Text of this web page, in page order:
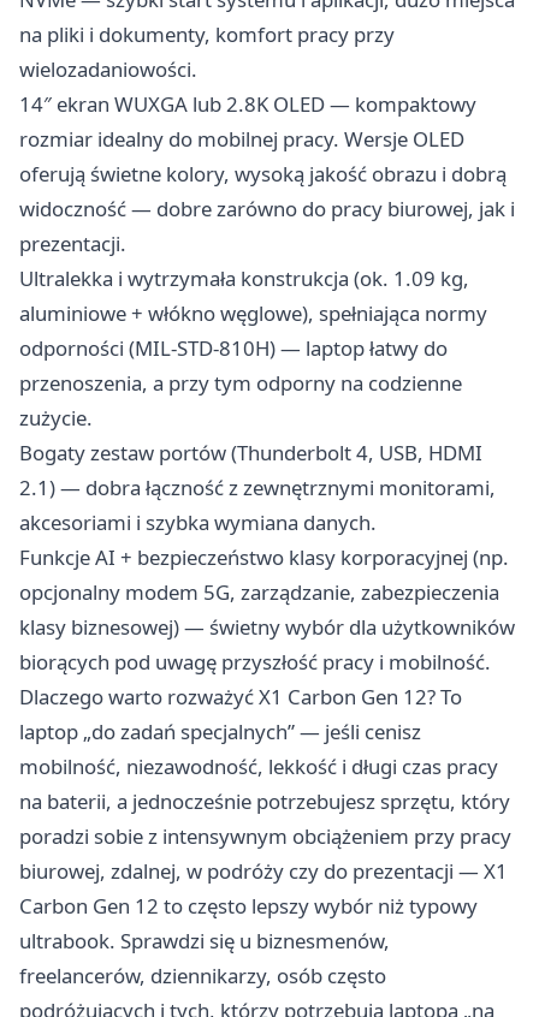
na pliki i dokumenty, komfort pracy przy
wielozadaniowości.
14″ ekran WUXGA lub 2.8K OLED — kompaktowy
rozmiar idealny do mobilnej pracy. Wersje OLED
oferują świetne kolory, wysoką jakość obrazu i dobrą
widoczność — dobre zarówno do pracy biurowej, jak i
prezentacji.
Ultralekka i wytrzymała konstrukcja (ok. 1.09 kg,
aluminiowe + włókno węglowe), spełniająca normy
odporności (MIL-STD-810H) — laptop łatwy do
przenoszenia, a przy tym odporny na codzienne
zużycie.
Bogaty zestaw portów (Thunderbolt 4, USB, HDMI
2.1) — dobra łączność z zewnętrznymi monitorami,
akcesoriami i szybka wymiana danych.
Funkcje AI + bezpieczeństwo klasy korporacyjnej (np.
opcjonalny modem 5G, zarządzanie, zabezpieczenia
klasy biznesowej) — świetny wybór dla użytkowników
biorących pod uwagę przyszłość pracy i mobilność.
Dlaczego warto rozważyć X1 Carbon Gen 12? To
laptop „do zadań specjalnych” — jeśli cenisz
mobilność, niezawodność, lekkość i długi czas pracy
na baterii, a jednocześnie potrzebujesz sprzętu, który
poradzi sobie z intensywnym obciążeniem przy pracy
biurowej, zdalnej, w podróży czy do prezentacji — X1
Carbon Gen 12 to często lepszy wybór niż typowy
ultrabook. Sprawdzi się u biznesmenów,
freelancerów, dziennikarzy, osób często
podróżujących i tych, którzy potrzebują laptopa „na